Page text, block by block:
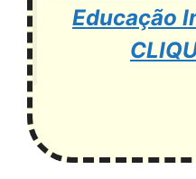
Educação